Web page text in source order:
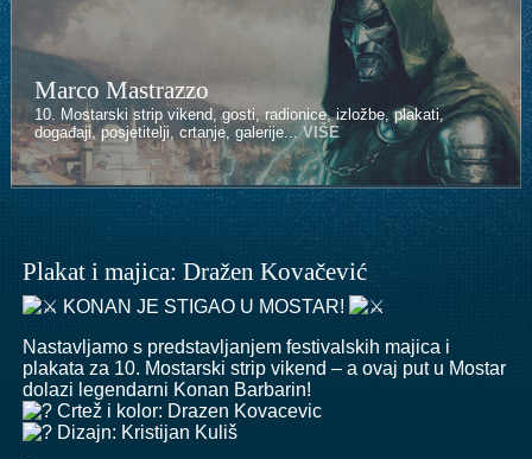
Marco Mastrazzo
10. Mostarski strip vikend, gosti, radionice, izložbe, plakati,
događaji, posjetitelji, crtanje, galerije...VIŠE
Plakat i majica: Dražen Kovačević
KONAN JE STIGAO U MOSTAR!
Nastavljamo s predstavljanjem festivalskih majica i
plakata za 10. Mostarski strip vikend – a ovaj put u Mostar
dolazi legendarni Konan Barbarin!
Crtež i kolor: Drazen Kovacevic
Dizajn: Kristijan Kuliš